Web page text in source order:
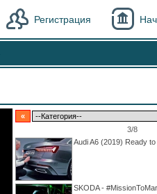
Регистрация
«
3/8
Audi A6 (2019) Ready
SKODA -